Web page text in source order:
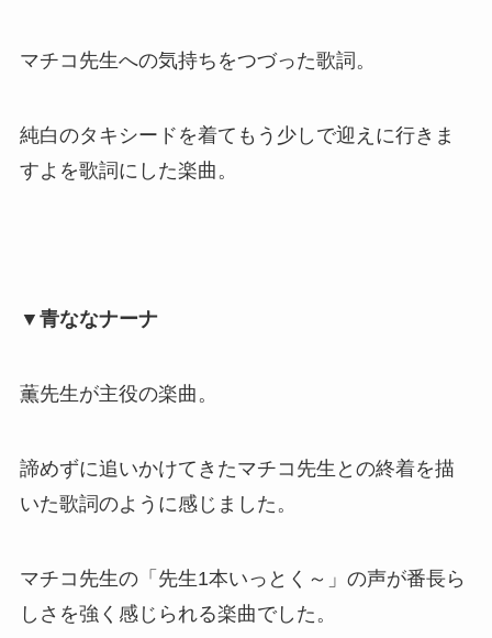
マチコ先生への気持ちをつづった歌詞。
純白のタキシードを着てもう少しで迎えに行きま
すよを歌詞にした楽曲。
▼青ななナーナ
薫先生が主役の楽曲。
諦めずに追いかけてきたマチコ先生との終着を描
いた歌詞のように感じました。
マチコ先生の「先生1本いっとく～」の声が番長ら
しさを強く感じられる楽曲でした。